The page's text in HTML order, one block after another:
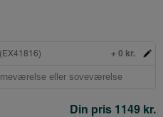
+ 0 kr.
Din pris 1149 kr.